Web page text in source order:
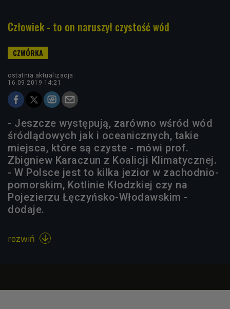
Człowiek - to on naruszył czystość wód
ostatnia aktualizacja:
16.09.2019 14:21
- Jeszcze występują, zarówno wśród wód
śródlądowych jak i oceanicznych, takie
miejsca, które są czyste - mówi prof.
Zbigniew Karaczun z Koalicji Klimatycznej.
- W Polsce jest to kilka jezior w zachodnio-
pomorskim, Kotlinie Kłodzkiej czy na
Pojezierzu Łęczyńsko-Włodawskim -
dodaje.
rozwiń 